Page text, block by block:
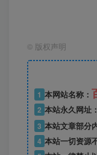
© 版权声明
1 本网站名称：
2 本站永久网址：
3 本站文章部分
4 本站一切资源